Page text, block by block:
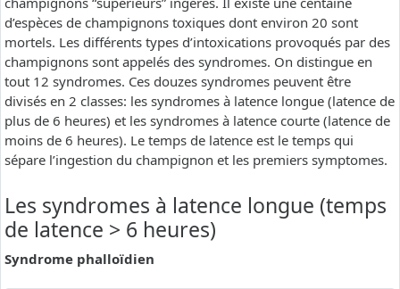
d’espèces de champignons toxiques dont environ 20 sont
mortels. Les différents types d’intoxications provoqués par des
champignons sont appelés des syndromes. On distingue en
tout 12 syndromes. Ces douzes syndromes peuvent être
divisés en 2 classes: les syndromes à latence longue (latence de
plus de 6 heures) et les syndromes à latence courte (latence de
moins de 6 heures). Le temps de latence est le temps qui
sépare l’ingestion du champignon et les premiers symptomes.
Les syndromes à latence longue (temps
de latence > 6 heures)
Syndrome phalloïdien